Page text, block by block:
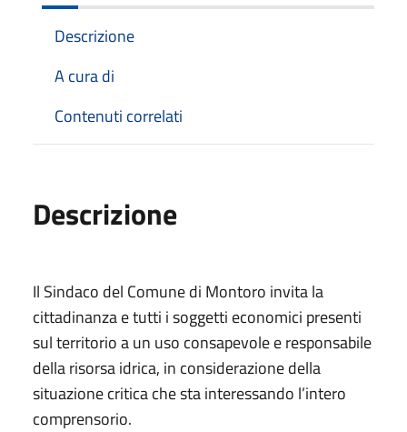
Descrizione
A cura di
Contenuti correlati
Descrizione
Il Sindaco del Comune di Montoro invita la
cittadinanza e tutti i soggetti economici presenti
sul territorio a un uso consapevole e responsabile
della risorsa idrica, in considerazione della
situazione critica che sta interessando l’intero
comprensorio.